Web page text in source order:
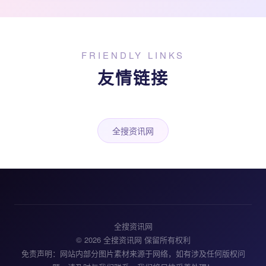
FRIENDLY LINKS
友情链接
全搜资讯网
全搜资讯网
© 2026 全搜资讯网 保留所有权利
免责声明：网站内部分图片素材来源于网络，如有涉及任何版权问